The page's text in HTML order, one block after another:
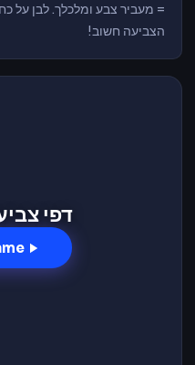
= מעביר צבע ומלכלך. לבן על
הצביעה חשוב!
דפי